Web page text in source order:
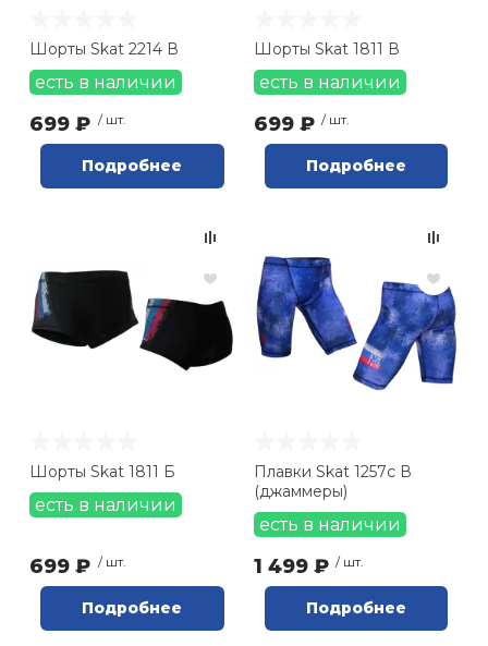
Ролики для
Утяжелители
Эспандеры и
Аксессуары
йоги
Пояса
Шорты Skat 2214 В
есть в наличии
699 ₽ / шт.
Подробнее
Шорты Skat 1811 В
есть в наличии
699 ₽ / шт.
Подробнее
Шорты Skat 1811 Б
есть в наличии
699 ₽ / шт.
Подробнее
Плавки Skat 1257с В
(джаммеры)
есть в наличии
1 499 ₽ / шт.
Подробнее